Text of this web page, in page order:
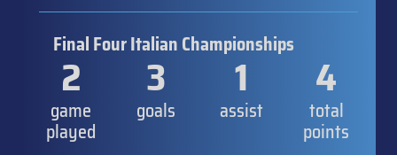
Final Four Italian Championships
2
game
played
3
goals
1
assist
4
total
points